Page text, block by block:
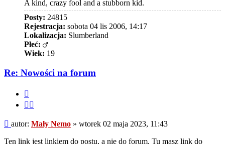
A kind, crazy fool and a stubborn kid.
Posty: 24815
Rejestracja: sobota 04 lis 2006, 14:17
Lokalizacja: Slumberland
Płeć:
Wiek: 19
Re: Nowości na forum
Post
autor: Mały Nemo » wtorek 02 maja 2023, 11:43
Ten link jest linkiem do postu, a nie do forum. Tu masz link do